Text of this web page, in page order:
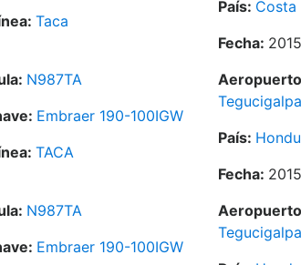
Taca
País: Costa
Fecha:
N987TA
Embraer 190-100IGW
TACA
Tegucigalpa
País:
Fecha:
N987TA
Embraer 190-100IGW
Tegucigalpa